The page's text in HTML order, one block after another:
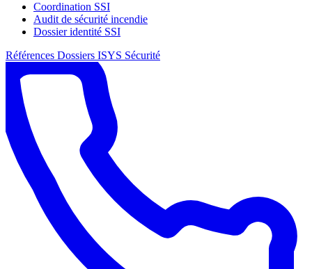
Coordination SSI
Audit de sécurité incendie
Dossier identité SSI
Références Dossiers ISYS Sécurité